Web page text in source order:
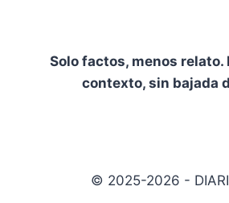
Solo factos, menos relato.
contexto, sin bajada
© 2025-2026 -